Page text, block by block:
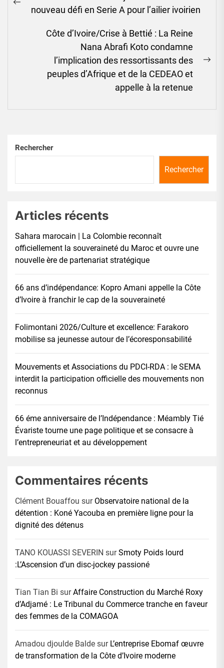
l’article
Previousnouveau défi en Serie A pour l’ailier ivoirien
Côte d’Ivoire/Crise à Bettié : La Reine
Nana Abrafi Koto condamne
l’implication des ressortissants des
peuples d’Afrique et de la CEDEAO et
appelle à la retenue
Rechercher
Rechercher
Articles récents
Sahara marocain | La Colombie reconnaît
officiellement la souveraineté du Maroc et ouvre une
nouvelle ère de partenariat stratégique
66 ans d’indépendance: Kopro Amani appelle la Côte
d’Ivoire à franchir le cap de la souveraineté
Folimontani 2026/Culture et excellence: Farakoro
mobilise sa jeunesse autour de l’écoresponsabilité
Mouvements et Associations du PDCI-RDA : le SEMA
interdit la participation officielle des mouvements non
reconnus
66 éme anniversaire de l’Indépendance : Méambly Tié
Évariste tourne une page politique et se consacre à
l’entrepreneuriat et au développement
Commentaires récents
Clément Bouaffou sur Observatoire national de la
détention : Koné Yacouba en première ligne pour la
dignité des détenus
TANO KOUASSI SEVERIN surSmoty Poids lourd
:L’Ascension d’un disc-jockey passioné
Tian Tian Bi surAffaire Construction du Marché Roxy
d’Adjamé : Le Tribunal du Commerce tranche en faveur
des femmes de la COMAGOA
Amadou djoulde Balde sur L’entreprise Ebomaf œuvre
de transformation de la Côte d’Ivoire moderne